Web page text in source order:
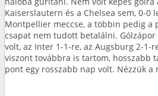
Kaiserslautern és a Chelsea sem, 0-0
Montpellier meccse, a többin pedig a
csapat nem tudott betalálni. Gólzápor
volt, az Inter 1-1-re, az Augsburg 2-1-
viszont továbbra is tartom, hosszabb
pont egy rosszabb nap volt. Nézzük a